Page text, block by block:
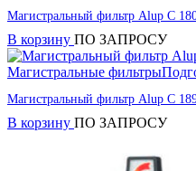
Магистральный фильтр Alup C
В корзину ПО ЗАПРОСУ
Магистральные фильтры
Магистральный фильтр Alup C
В корзину ПО ЗАПРОСУ